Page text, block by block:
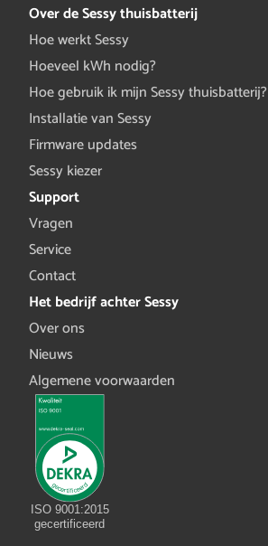
Over de Sessy thuisbatterij
Hoe werkt Sessy
Hoeveel kWh nodig?
Hoe gebruik ik mijn Sessy thuisbatterij?
Installatie van Sessy
Firmware updates
Sessy kiezer
Support
Vragen
Service
Contact
Het bedrijf achter Sessy
Over ons
Nieuws
Algemene voorwaarden
ISO 9001:2015
gecertificeerd